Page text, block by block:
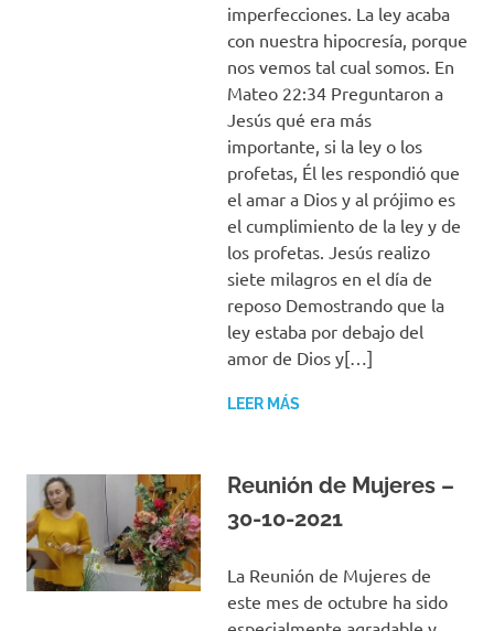
imperfecciones. La ley acaba
con nuestra hipocresía, porque
nos vemos tal cual somos. En
Mateo 22:34 Preguntaron a
Jesús qué era más
importante, si la ley o los
profetas, Él les respondió que
el amar a Dios y al prójimo es
el cumplimiento de la ley y de
los profetas. Jesús realizo
siete milagros en el día de
reposo Demostrando que la
ley estaba por debajo del
amor de Dios y[…]
LEER MÁS
Reunión de Mujeres –
30-10-2021
La Reunión de Mujeres de
este mes de octubre ha sido